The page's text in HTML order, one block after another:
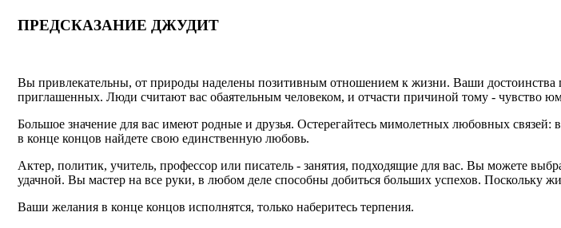
ПРЕДСКАЗАНИЕ ДЖУДИТ
Вы привлекательны, от природы наделены позитивным отношением к жизни. Ваши
приглашенных. Люди считают вас обаятельным человеком, и отчасти причиной тому - чувство
Большое значение для вас имеют родные и друзья. Остерегайтесь мимолетных любовных
в конце концов найдете свою единственную любовь.
Актер, политик, учитель, профессор или писатель - занятия, подходящие для вас. Вы можете
удачной. Вы мастер на все руки, в любом деле способны добиться больших успехов. Поскольку
Ваши желания в конце концов исполнятся, только наберитесь терпения.